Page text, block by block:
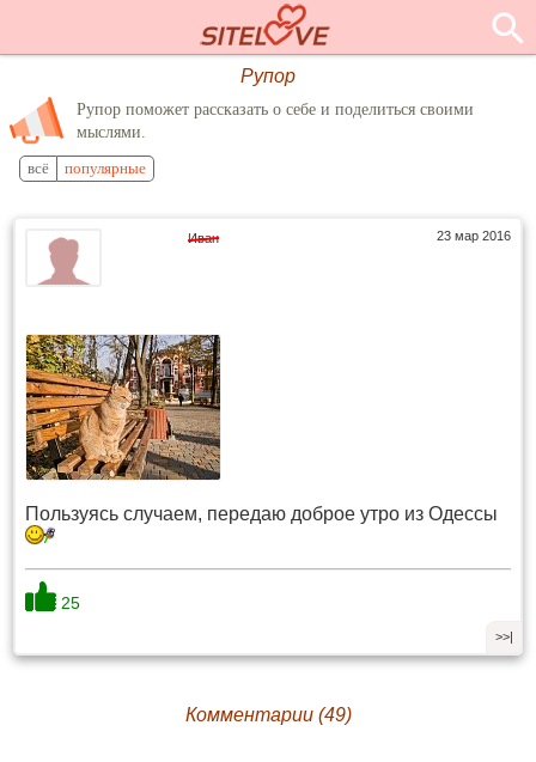
Рупор
Рупор поможет рассказать о себе и поделиться своими
мыслями.
всё популярные
23 мар 2016
Иван
Пользуясь случаем, передаю доброе утро из Одессы
25
>>|
Комментарии (49)